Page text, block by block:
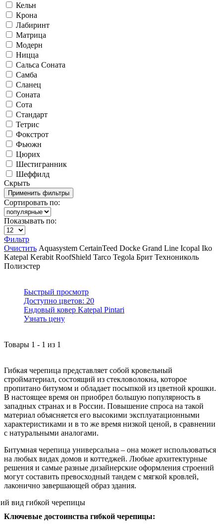
Кельн
Крона
Лабиринт
Матрица
Модерн
Ницца
Сальса Соната
Самба
Сланец
Соната
Сота
Стандарт
Тетрис
Фокстрот
Фьюжн
Цюрих
Шестигранник
Шеффилд
Скрыть
Сортировать по:
Показывать по:
Фильтр
Очистить Aquasystem CertainTeed Docke Grand Line Icopal Iko
Katepal Kerabit RoofShield Tarco Tegola Брит Технониколь
Полиэстер
Быстрый просмотр
Доступно цветов: 20
Ендовый ковер Katepal Pintari
Узнать цену
Товары 1 - 1 из 1
Гибкая черепица представляет собой кровельный
стройматериал, состоящий из стекловолокна, которое
пропитано битумом и обладает посыпкой из цветной крошки.
В настоящее время он приобрел большую популярность в
западных странах и в России. Повышение спроса на такой
материал объясняется его высокими эксплуатационными
характеристиками и в то же время низкой ценой, в сравнении
с натуральными аналогами.
Битумная черепица универсальна – она может использоваться
на любых видах домов и коттеджей. Любые архитектурные
решения и самые разные дизайнерские оформления строений
могут составить превосходный тандем с мягкой кровлей,
лаконично завершающей образ здания.
Ключевые достоинства гибкой черепицы: